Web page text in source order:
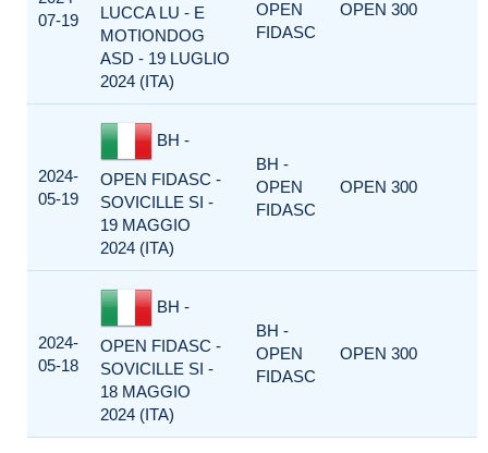
07-19
LUCCA LU - E
MOTIONDOG
ASD - 19 LUGLIO
2024 (ITA)
OPEN
FIDASC
OPEN 300
2024-
05-19
BH -
OPEN FIDASC -
SOVICILLE SI -
19 MAGGIO
2024 (ITA)
BH -
OPEN
FIDASC
OPEN 300
2024-
05-18
BH -
OPEN FIDASC -
SOVICILLE SI -
18 MAGGIO
2024 (ITA)
BH -
OPEN
FIDASC
OPEN 300